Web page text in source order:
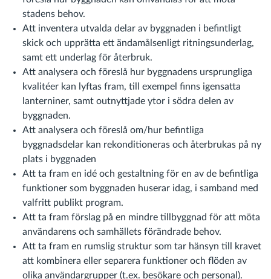
stadens behov.
Att inventera utvalda delar av byggnaden i befintligt
skick och upprätta ett ändamålsenligt ritningsunderlag,
samt ett underlag för återbruk.
Att analysera och föreslå hur byggnadens ursprungliga
kvalitéer kan lyftas fram, till exempel finns igensatta
lanterniner, samt outnyttjade ytor i södra delen av
byggnaden.
Att analysera och föreslå om/hur befintliga
byggnadsdelar kan rekonditioneras och återbrukas på ny
plats i byggnaden
Att ta fram en idé och gestaltning för en av de befintliga
funktioner som byggnaden huserar idag, i samband med
valfritt publikt program.
Att ta fram förslag på en mindre tillbyggnad för att möta
användarens och samhällets förändrade behov.
Att ta fram en rumslig struktur som tar hänsyn till kravet
att kombinera eller separera funktioner och flöden av
olika användargrupper (t.ex. besökare och personal).